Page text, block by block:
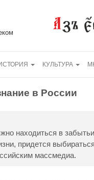
КУЛЬТУРА
в России
находиться в
придется
массмедиа.